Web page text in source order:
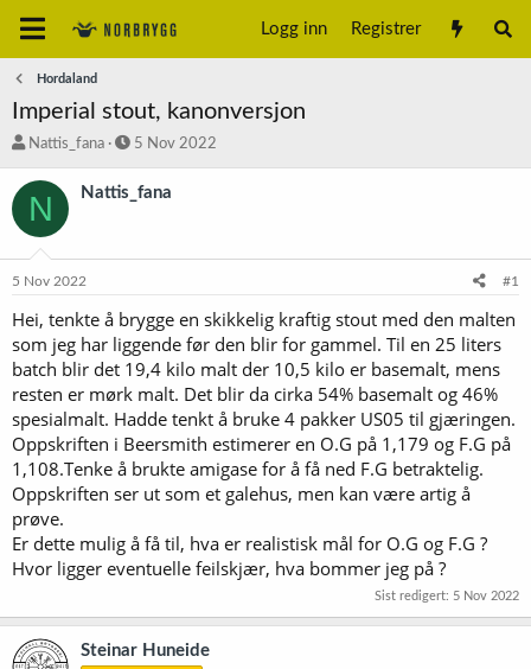
Logg inn Registrer
Hordaland
Imperial stout, kanonversjon
T
å
d
t
r
Nattis_fana
S
a
r
o
5 Nov 2022
N Nattis_fana
5 Nov 2022 #1
Hei, tenkte å brygge en skikkelig kraftig stout med den malten
som jeg har liggende før den blir for gammel. Til en 25 liters
batch blir det 19,4 kilo malt der 10,5 kilo er basemalt, mens
resten er mørk malt. Det blir da cirka 54% basemalt og 46%
spesialmalt. Hadde tenkt å bruke 4 pakker US05 til gjæringen.
Oppskriften i Beersmith estimerer en O.G på 1,179 og F.G på
1,108.Tenke å brukte amigase for å få ned F.G betraktelig.
Oppskriften ser ut som et galehus, men kan være artig å
prøve.
Er dette mulig å få til, hva er realistisk mål for O.G og F.G ?
Hvor ligger eventuelle feilskjær, hva bommer jeg på ?
Sist redigert: 5 Nov 2022
Steinar Huneide